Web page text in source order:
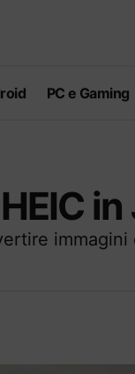
PC e Gaming
in
immagini